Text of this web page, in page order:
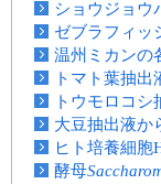
ショウジョウ
ゼブラフィッ
温州ミカンの
トマト葉抽出
トウモロコ
大豆抽出液か
ヒト培養細胞
酵母